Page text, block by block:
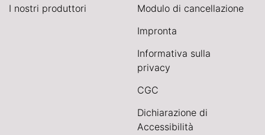
I nostri produttori
Modulo di cancellazione
Impronta
Informativa sulla
privacy
CGC
Dichiarazione di
Accessibilità